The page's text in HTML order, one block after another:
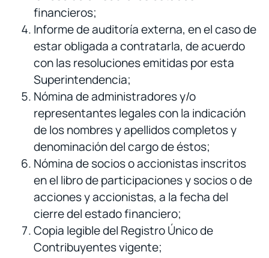
financieros;
Informe de auditoría externa, en el caso de
estar obligada a contratarla, de acuerdo
con las resoluciones emitidas por esta
Superintendencia;
Nómina de administradores y/o
representantes legales con la indicación
de los nombres y apellidos completos y
denominación del cargo de éstos;
Nómina de socios o accionistas inscritos
en el libro de participaciones y socios o de
acciones y accionistas, a la fecha del
cierre del estado financiero;
Copia legible del Registro Único de
Contribuyentes vigente;